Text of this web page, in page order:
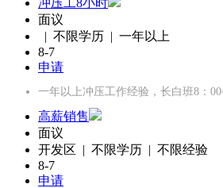
面议
| 不限学历 | 一年以上
8-7
申请
一年以上冲压工作经验，长白班8：
高薪销售
面议
开发区 | 不限学历 | 不限经验
8-7
申请